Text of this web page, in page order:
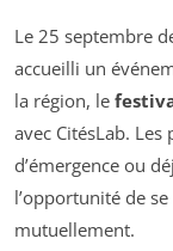
Le 25 septembre
accueilli un
la région, le
avec CitésLab.
d’émergence ou
l’opportunité de
mutuellement.